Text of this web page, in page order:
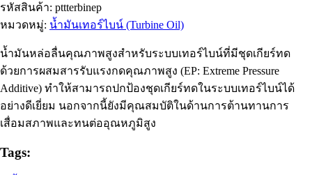
รหัสสินค้า: pttterbinep
หมวดหมู่: น้ำมันเทอร์ไบน์ (Turbine Oil)
น้ำมันหล่อลื่นคุณภาพสูงสำหรับระบบเทอร์ไบน์ที่มีชุดเกียร์ทด
ด้วยการผสมสารรับแรงกดคุณภาพสูง (EP: Extreme Pressure
Additive) ทำให้สามารถปกป้องชุดเกียร์ทดในระบบเทอร์ไบน์ได้
อย่างดีเยี่ยม นอกจากนี้ยังมีคุณสมบัติในด้านการต้านทานการ
เสื่อมสภาพและทนต่ออุณหภูมิสูง
Tags: